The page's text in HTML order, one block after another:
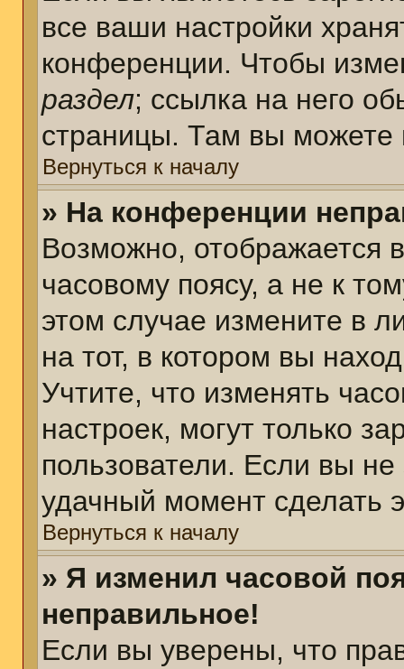
все ваши настройки
конференции. Чтобы
раздел; ссылка на него
страницы. Там вы можете
Вернуться к началу
» На конференции
Возможно, отображается
часовому поясу, а не к
этом случае измените в
на тот, в котором вы
Учтите, что изменять
настроек, могут только
пользователи. Если вы
удачный момент сделать
Вернуться к началу
» Я изменил часовой
неправильное!
Если вы уверены, что